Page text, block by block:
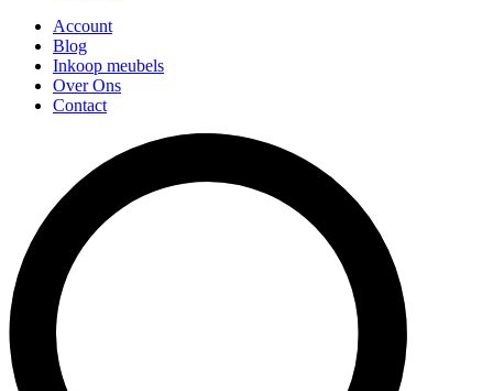
Account
Blog
Inkoop meubels
Over Ons
Contact